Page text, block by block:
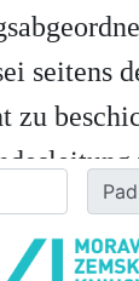
sabgeordne
ei seitens d
t zu beschi
desleitung
bere s bei
tatt te An
Pad